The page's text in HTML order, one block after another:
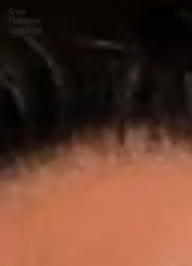
Grupo
Financiero
Continental